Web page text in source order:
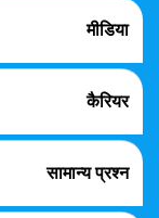
मीडिया
कैरियर
सामान्य प्रश्न